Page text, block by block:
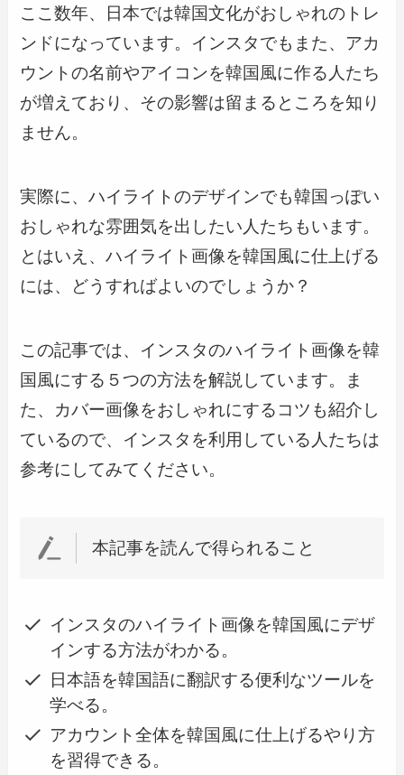
ここ数年、日本では韓国文化がおしゃれのトレ
ンドになっています。インスタでもまた、アカ
ウントの名前やアイコンを韓国風に作る人たち
が増えており、その影響は留まるところを知り
ません。
実際に、ハイライトのデザインでも韓国っぽい
おしゃれな雰囲気を出したい人たちもいます。
とはいえ、ハイライト画像を韓国風に仕上げる
には、どうすればよいのでしょうか？
この記事では、インスタのハイライト画像を韓
国風にする５つの方法を解説しています。ま
た、カバー画像をおしゃれにするコツも紹介し
ているので、インスタを利用している人たちは
参考にしてみてください。
本記事を読んで得られること
インスタのハイライト画像を韓国風にデザ
インする方法がわかる。
日本語を韓国語に翻訳する便利なツールを
学べる。
アカウント全体を韓国風に仕上げるやり方
を習得できる。